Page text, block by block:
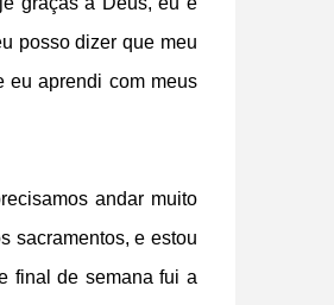
posso dizer que meu
eu aprendi com meus
andar muito
sacramentos, e estou
final de semana fui a